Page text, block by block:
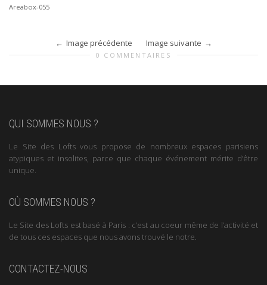
Areabox-055
Image précédente Image suivante
0 COMMENTAIRES
QUI SOMMES NOUS ?
Le Site des Lofts vous propose de nombreux espaces parisiens
atypiques et insolites, parce que chaque événement mérite d’être
unique.
OÙ SOMMES NOUS ?
Le Site des Lofts est basé à Paris : c’est au coeur même de l’activité et
de tous ces espaces que nous avons trouvé le notre.
CONTACTEZ-NOUS